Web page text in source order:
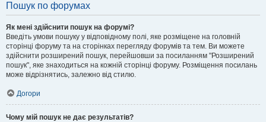
Пошук по форумах
Як мені здійснити пошук на форумі?
Введіть умови пошуку у відповідному полі, яке розміщене на головній
сторінці форуму та на сторінках перегляду форумів та тем. Ви можете
здійснити розширений пошук, перейшовши за посиланням "Розширений
пошук", яке знаходиться на кожній сторінці форуму. Розміщення посилань
може відрізнятись, залежно від стилю.
Догори
Чому мій пошук не дає результатів?